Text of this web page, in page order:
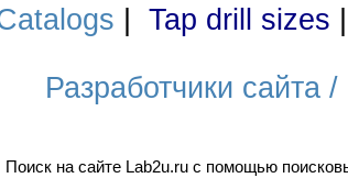
Tap drill sizes
Разработчики сайта
Поиск на сайте Lab2u.ru с помощью